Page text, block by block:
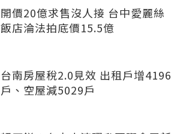
開價20億求售沒人接 台中愛麗絲
飯店淪法拍底價15.5億
台南房屋稅2.0見效 出租戶增4196
戶、空屋減5029戶